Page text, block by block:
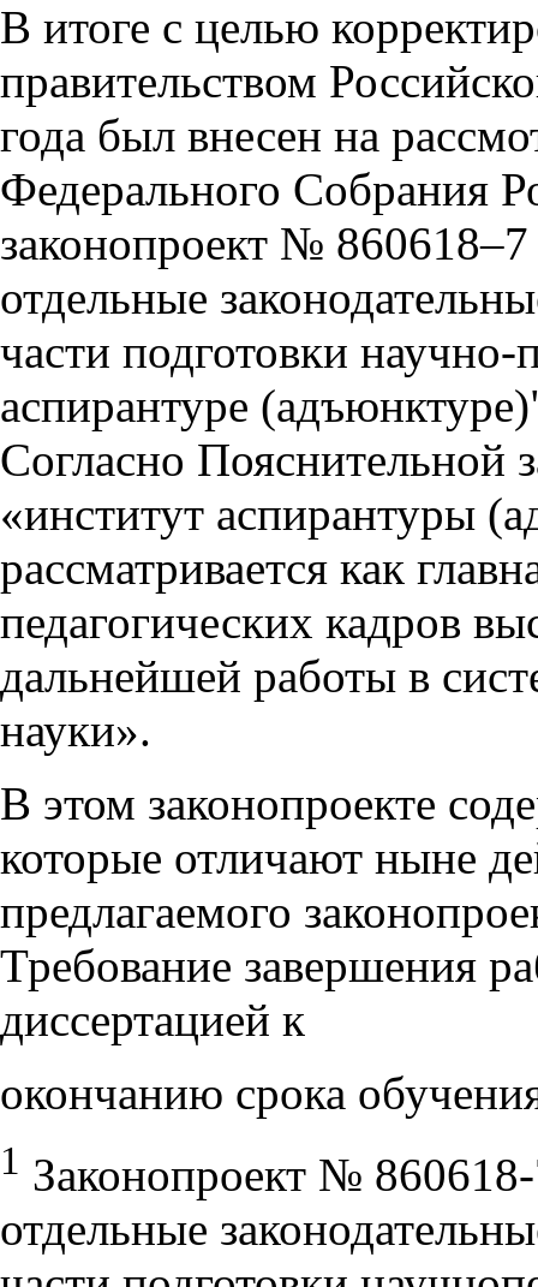
В итоге с целью
правительством
года был внесен на
Федерального Собрания
законопроект №
отдельные
части подготовки научно-
аспирантуре
Согласно Пояснительной
«институт аспирантуры
рассматривается как
педагогических кадров
дальнейшей работы в
науки».
В этом законопроекте
которые отличают ныне
предлагаемого
Требование завершения
диссертацией к
окончанию срока
1 Законопроект №
отдельные